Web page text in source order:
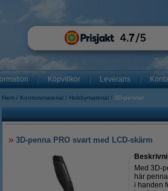
Köpvillkor Leverans
Hem Kontorsmaterial Hobbymaterial 3D-pennor
3D-penna PRO svart med LCD-skärm
Med 3D-
här
i handen